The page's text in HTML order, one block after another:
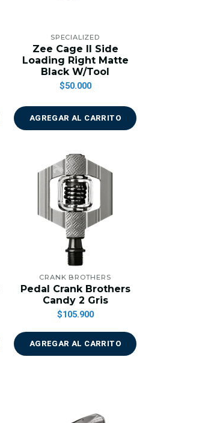
SPECIALIZED
Zee Cage II Side
Loading Right Matte
Black W/Tool
$50.000
AGREGAR AL CARRITO
CRANK BROTHERS
Pedal Crank Brothers
Candy 2 Gris
$105.900
AGREGAR AL CARRITO